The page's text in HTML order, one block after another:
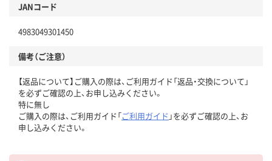
JANコード
4983049301450
備考（ご注意）
【返品について】ご購入の際は、ご利用ガイド「返品・交換について」
を必ずご確認の上、お申し込みください。
特に無し
ご購入の際は、ご利用ガイド「ご利用ガイド 」を必ずご確認の上、お
申し込みください。